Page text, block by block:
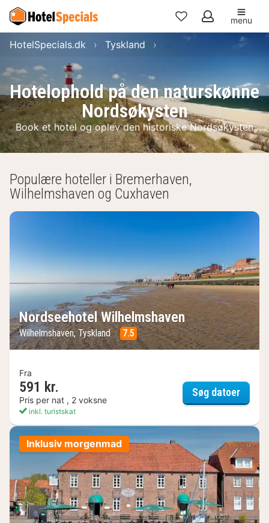
Mine
menu
Hotelophold på den naturskønne
Nordsøkysten
Book et hotel og oplev den historiske Nordsøkysten
HotelSpecials.dk Tyskland Hotelophold på den
Populære hoteller i Bremerhaven,
Wilhelmshaven og Cuxhaven
Nordseehotel Wilhelmshaven
Wilhelmshaven, Tyskland 7.5
Fra
591 kr.
Pris per nat , 2 voksne
inkl. turistskat
Søg datoer
Inklusiv morgenmad